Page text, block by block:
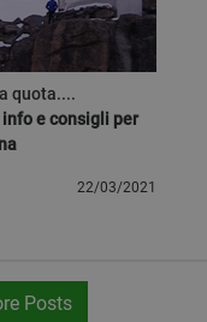
quota....
e consigli per
22/03/2021
Posts